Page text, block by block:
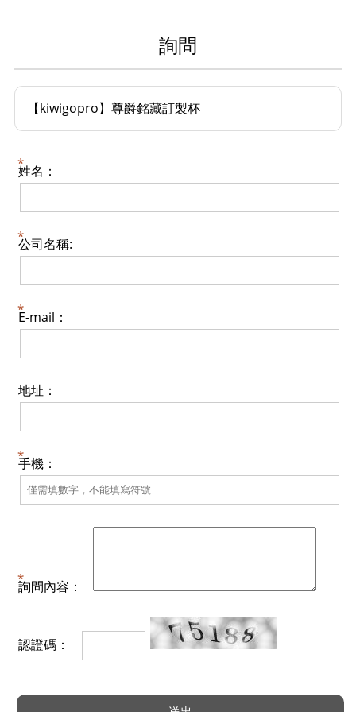
詢問
【kiwigopro】尊爵銘藏訂製杯
姓名：
公司名稱:
E-mail：
地址：
手機：
詢問內容：
認證碼：